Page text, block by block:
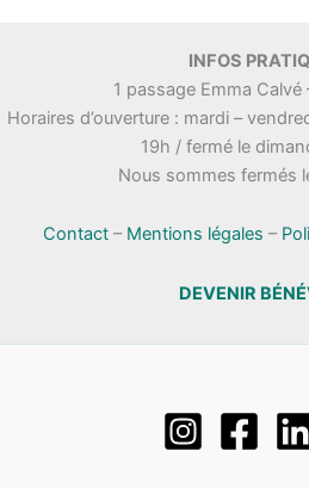
INFOS
1 passage Emma Calvé
Horaires d’ouverture : mardi –
19h / fermé le
Nous sommes fermés
Contact– Mentions légales –
DEVENIR